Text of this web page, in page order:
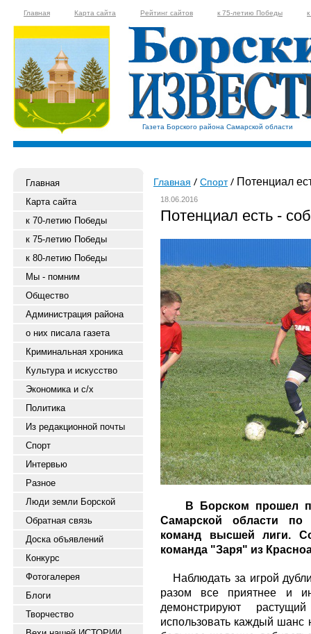
Главная Карта сайта Рейтинг сайтов к 75-летию Победы
Газета Борского района Самарской области
Главная
Карта сайта
к 70-летию Победы
к 75-летию Победы
к 80-летию Победы
Мы - помним
Общество
Администрация района
о них писала газета
Криминальная хроника
Культура и искусство
Экономика и с/х
Политика
Из редакционной почты
Спорт
Интервью
Разное
Люди земли Борской
Обратная связь
Доска объявлений
Конкурс
Фотогалерея
Блоги
Творчество
Главная Спорт Потенциал
18.06.2016
Потенциал есть -
В Борском прошел
Самарской области по
команд высшей лиги.
команда "Заря" из
Наблюдать за игрой
разом все приятнее и
демонстрируют
использовать каждый